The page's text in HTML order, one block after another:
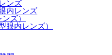
ンズ
内レンズ
ズ）
眼内レンズ）